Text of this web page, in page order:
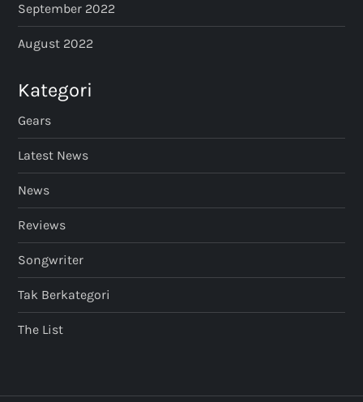
September 2022
August 2022
Kategori
Gears
Latest News
News
Reviews
Songwriter
Tak Berkategori
The List